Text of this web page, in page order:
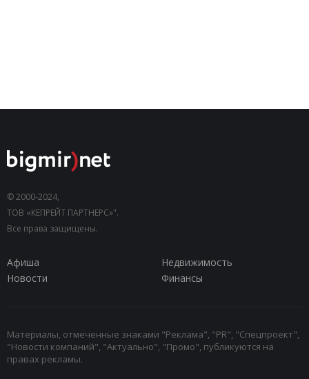
© 2000-2024,
ТОВ «КЕПРЕЙТ ПАРТНЕРС»".
Все права защищены.
Афиша
Недвижимость
Новости
Финансы
Материалы, отмеченные знаками "Реклама", "PR", "Спецпроект",
"Новости компаний", "Актуально", "Промо", публикуются на
правах рекламы.